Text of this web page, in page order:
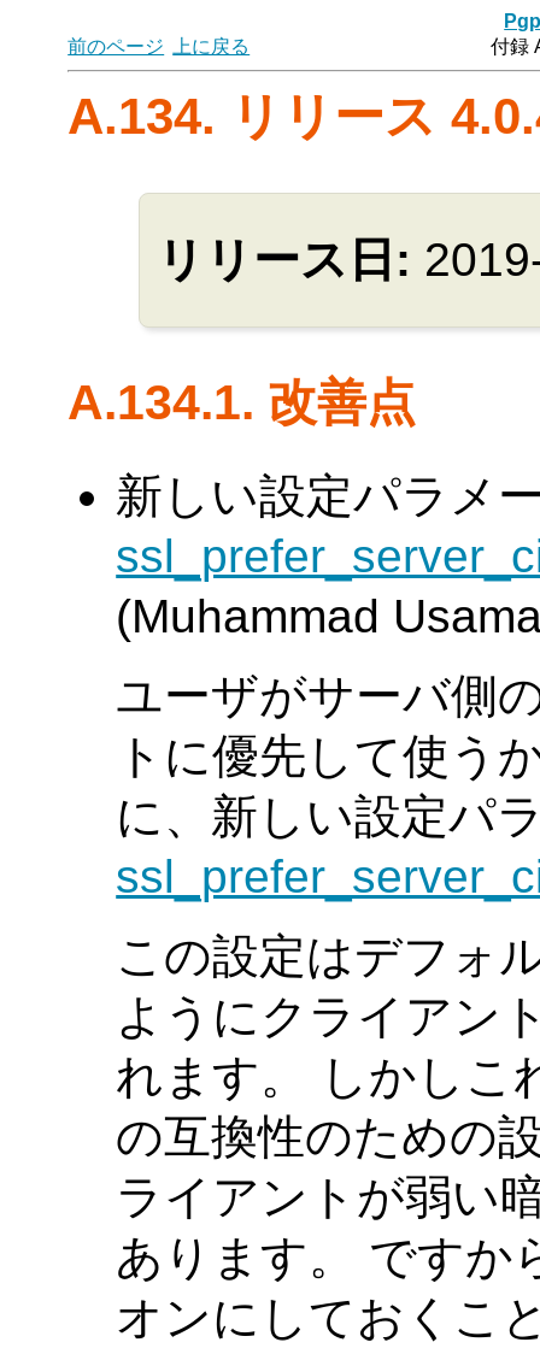
前のページ
上に戻る 付録
A.134. リリース
リリース日:
A.134.1. 改善点
新しい設定パラメ
(Muhammad
ユーザがサーバ側
トに優先して使う
に、新しい設定パ
この設定はデフォ
ようにクライアン
れます。 しかしこ
の互換性のための
ライアントが弱い
あります。 ですか
オンにしておくこ